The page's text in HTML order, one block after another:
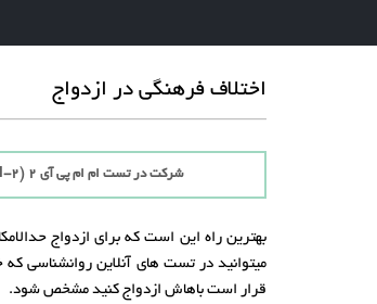
اختلاف فرهنگی در ازدواج
شرکت در تست ام ام پی آی 2 (MMPI-2)
بهترین راه این است که برای ازدواج
میتوانید در تست های آنلاین
قرار است باهاش ازدواج کنید مشخص شود.